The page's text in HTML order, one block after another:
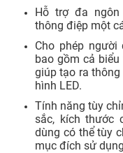
Hỗ trợ đa
thông điệp một
Cho phép
bao gồm cả
giúp tạo ra
hình LED.
Tính năng tùy
sắc, kích thước
dùng có thể tùy
mục đích sử